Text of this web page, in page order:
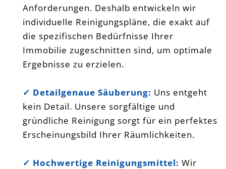
Anforderungen. Deshalb entwickeln wir
individuelle Reinigungspläne, die exakt auf
die spezifischen Bedürfnisse Ihrer
Immobilie zugeschnitten sind, um optimale
Ergebnisse zu erzielen.
✓ Detailgenaue Säuberung: Uns entgeht
kein Detail. Unsere sorgfältige und
gründliche Reinigung sorgt für ein perfektes
Erscheinungsbild Ihrer Räumlichkeiten.
✓ Hochwertige Reinigungsmittel: Wir